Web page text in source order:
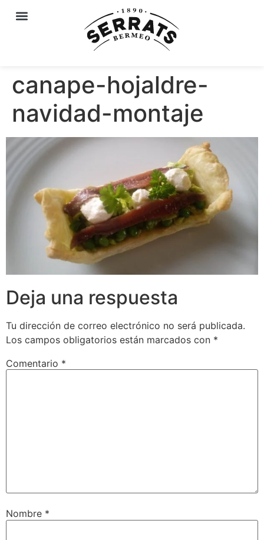
canape-hojaldre-
navidad-montaje
Deja una respuesta
Tu dirección de correo electrónico no será publicada.
Los campos obligatorios están marcados con *
Comentario *
Nombre *